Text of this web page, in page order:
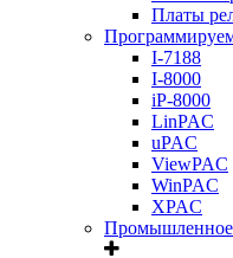
Платы
I-7188
I-8000
iP-8000
LinPAC
uPAC
ViewPAC
WinPAC
XPAC
Промышленное